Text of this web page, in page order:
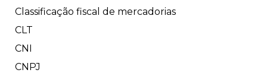
Classificação fiscal de mercadorias
CLT
CNI
CNPJ